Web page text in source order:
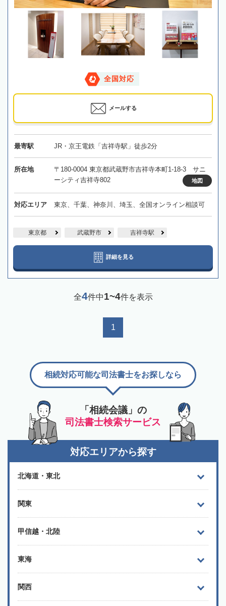
全国対応
メールする
最寄駅 JR・京王電鉄「吉祥寺駅」徒歩2分
所在地
〒180-0004 東京都武蔵野市吉祥寺本町1-18-3 サニ
ーシティ吉祥寺802
地図
対応エリア 東京、千葉、神奈川、埼玉、全国オンライン相談可
東京都 武蔵野市 吉祥寺駅
詳細を見る
全4件中1~4件を表示
1
「相続会議」の
司法書士検索サービス
相続対応可能な司法書士をお探しなら
対応エリアから探す
北海道・東北
関東
甲信越・北陸
東海
関西